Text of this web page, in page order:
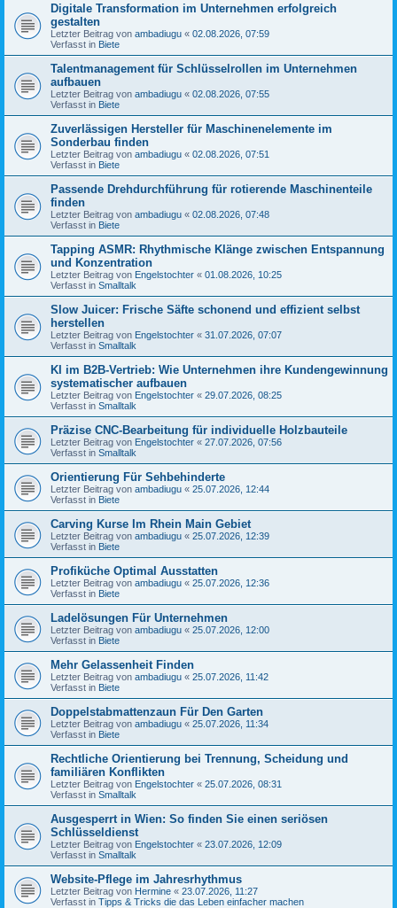
Digitale Transformation im Unternehmen erfolgreich
gestalten
Letzter Beitrag von ambadiugu « 02.08.2026, 07:59
Verfasst in Biete
Talentmanagement für Schlüsselrollen im Unternehmen
aufbauen
Letzter Beitrag von ambadiugu « 02.08.2026, 07:55
Verfasst in Biete
Zuverlässigen Hersteller für Maschinenelemente im
Sonderbau finden
Letzter Beitrag von ambadiugu « 02.08.2026, 07:51
Verfasst in Biete
Passende Drehdurchführung für rotierende Maschinenteile
finden
Letzter Beitrag von ambadiugu « 02.08.2026, 07:48
Verfasst in Biete
Tapping ASMR: Rhythmische Klänge zwischen Entspannung
und Konzentration
Letzter Beitrag von Engelstochter « 01.08.2026, 10:25
Verfasst in Smalltalk
Slow Juicer: Frische Säfte schonend und effizient selbst
herstellen
Letzter Beitrag von Engelstochter « 31.07.2026, 07:07
Verfasst in Smalltalk
KI im B2B-Vertrieb: Wie Unternehmen ihre Kundengewinnung
systematischer aufbauen
Letzter Beitrag von Engelstochter « 29.07.2026, 08:25
Verfasst in Smalltalk
Präzise CNC-Bearbeitung für individuelle Holzbauteile
Letzter Beitrag von Engelstochter « 27.07.2026, 07:56
Verfasst in Smalltalk
Orientierung Für Sehbehinderte
Letzter Beitrag von ambadiugu « 25.07.2026, 12:44
Verfasst in Biete
Carving Kurse Im Rhein Main Gebiet
Letzter Beitrag von ambadiugu « 25.07.2026, 12:39
Verfasst in Biete
Profiküche Optimal Ausstatten
Letzter Beitrag von ambadiugu « 25.07.2026, 12:36
Verfasst in Biete
Ladelösungen Für Unternehmen
Letzter Beitrag von ambadiugu « 25.07.2026, 12:00
Verfasst in Biete
Mehr Gelassenheit Finden
Letzter Beitrag von ambadiugu « 25.07.2026, 11:42
Verfasst in Biete
Doppelstabmattenzaun Für Den Garten
Letzter Beitrag von ambadiugu « 25.07.2026, 11:34
Verfasst in Biete
Rechtliche Orientierung bei Trennung, Scheidung und
familiären Konflikten
Letzter Beitrag von Engelstochter « 25.07.2026, 08:31
Verfasst in Smalltalk
Ausgesperrt in Wien: So finden Sie einen seriösen
Schlüsseldienst
Letzter Beitrag von Engelstochter « 23.07.2026, 12:09
Verfasst in Smalltalk
Website-Pflege im Jahresrhythmus
Letzter Beitrag von Hermine « 23.07.2026, 11:27
Verfasst in Tipps & Tricks die das Leben einfacher machen